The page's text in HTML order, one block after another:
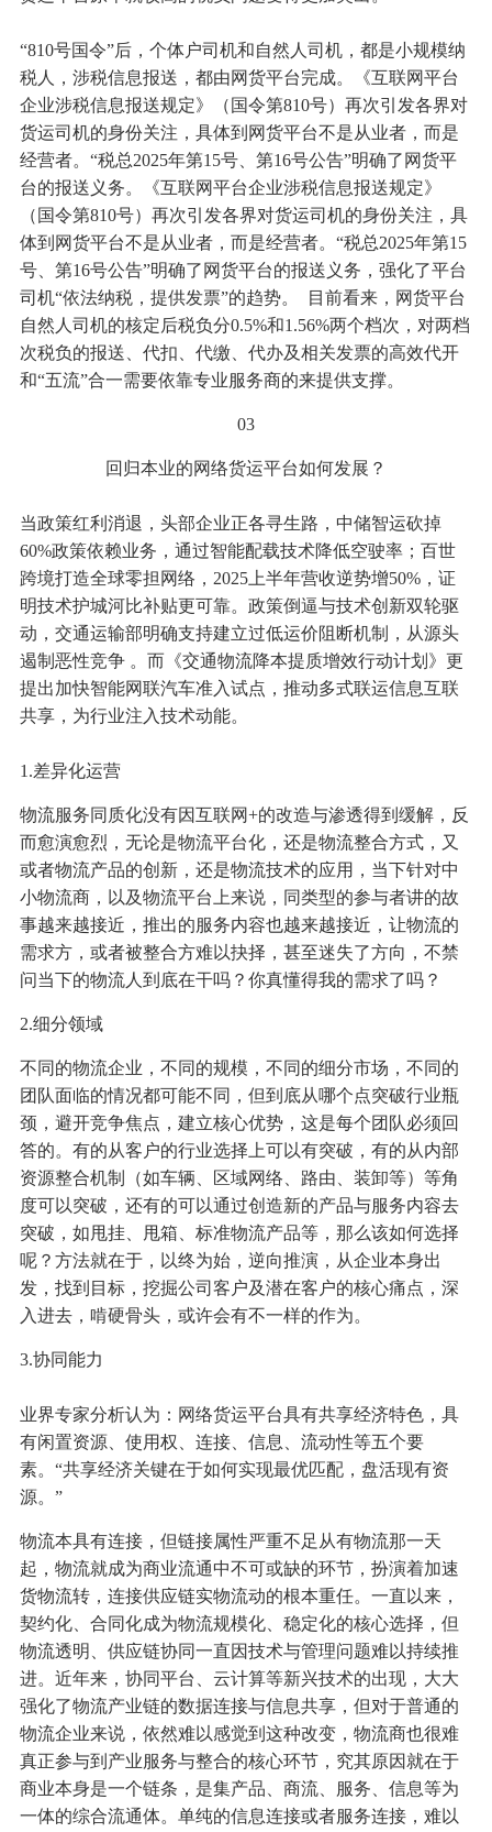
“810号国令”后，个体户司机和自然人司机，都是小规模纳
税人，涉税信息报送，都由网货平台完成。《互联网平台
企业涉税信息报送规定》（国令第810号）再次引发各界对
货运司机的身份关注，具体到网货平台不是从业者，而是
经营者。“税总2025年第15号、第16号公告”明确了网货平
台的报送义务。《互联网平台企业涉税信息报送规定》
（国令第810号）再次引发各界对货运司机的身份关注，具
体到网货平台不是从业者，而是经营者。“税总2025年第15
号、第16号公告”明确了网货平台的报送义务，强化了平台
司机“依法纳税，提供发票”的趋势。 目前看来，网货平台
自然人司机的核定后税负分0.5%和1.56%两个档次，对两档
次税负的报送、代扣、代缴、代办及相关发票的高效代开
和“五流”合一需要依靠专业服务商的来提供支撑。
03
回归本业的网络货运平台如何发展？
当政策红利消退，头部企业正各寻生路，中储智运砍掉
60%政策依赖业务，通过智能配载技术降低空驶率；百世
跨境打造全球零担网络，2025上半年营收逆势增50%，证
明技术护城河比补贴更可靠。政策倒逼与技术创新双轮驱
动，交通运输部明确支持建立过低运价阻断机制，从源头
遏制恶性竞争 。而《交通物流降本提质增效行动计划》更
提出加快智能网联汽车准入试点，推动多式联运信息互联
共享，为行业注入技术动能。
1.差异化运营
物流服务同质化没有因互联网+的改造与渗透得到缓解，反
而愈演愈烈，无论是物流平台化，还是物流整合方式，又
或者物流产品的创新，还是物流技术的应用，当下针对中
小物流商，以及物流平台上来说，同类型的参与者讲的故
事越来越接近，推出的服务内容也越来越接近，让物流的
需求方，或者被整合方难以抉择，甚至迷失了方向，不禁
问当下的物流人到底在干吗？你真懂得我的需求了吗？
2.细分领域
不同的物流企业，不同的规模，不同的细分市场，不同的
团队面临的情况都可能不同，但到底从哪个点突破行业瓶
颈，避开竞争焦点，建立核心优势，这是每个团队必须回
答的。有的从客户的行业选择上可以有突破，有的从内部
资源整合机制（如车辆、区域网络、路由、装卸等）等角
度可以突破，还有的可以通过创造新的产品与服务内容去
突破，如甩挂、甩箱、标准物流产品等，那么该如何选择
呢？方法就在于，以终为始，逆向推演，从企业本身出
发，找到目标，挖掘公司客户及潜在客户的核心痛点，深
入进去，啃硬骨头，或许会有不一样的作为。
3.协同能力
业界专家分析认为：网络货运平台具有共享经济特色，具
有闲置资源、使用权、连接、信息、流动性等五个要
素。“共享经济关键在于如何实现最优匹配，盘活现有资
源。”
物流本具有连接，但链接属性严重不足从有物流那一天
起，物流就成为商业流通中不可或缺的环节，扮演着加速
货物流转，连接供应链实物流动的根本重任。一直以来，
契约化、合同化成为物流规模化、稳定化的核心选择，但
物流透明、供应链协同一直因技术与管理问题难以持续推
进。近年来，协同平台、云计算等新兴技术的出现，大大
强化了物流产业链的数据连接与信息共享，但对于普通的
物流企业来说，依然难以感觉到这种改变，物流商也很难
真正参与到产业服务与整合的核心环节，究其原因就在于
商业本身是一个链条，是集产品、商流、服务、信息等为
一体的综合流通体。单纯的信息连接或者服务连接，难以